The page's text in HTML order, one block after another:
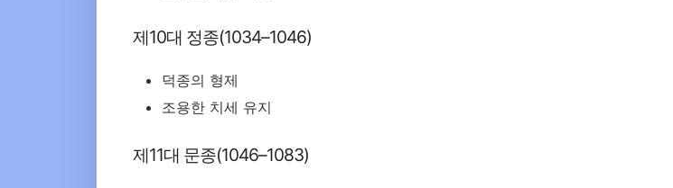
제10대 정종(1034–1046)
덕종의 형제
조용한 치세 유지
제11대 문종(1046–1083)